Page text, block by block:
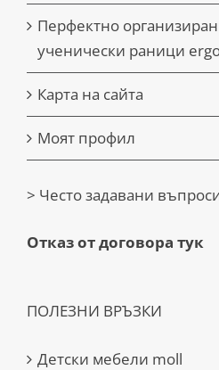
Перфектно
ученически раници
Карта на сайта
Моят профил
> Често задавани
Отказ от договора тук
ПОЛЕЗНИ ВРЪЗКИ
Детски мебели moll